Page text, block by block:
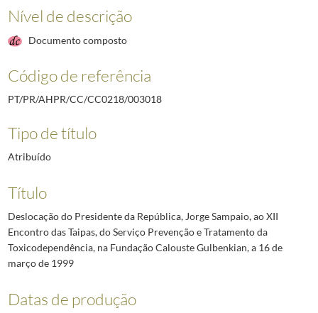
Nível de descrição
Documento composto
Código de referência
PT/PR/AHPR/CC/CC0218/003018
Tipo de título
Atribuído
Título
Deslocação do Presidente da República, Jorge Sampaio, ao XII
Encontro das Taipas, do Serviço Prevenção e Tratamento da
Toxicodependência, na Fundação Calouste Gulbenkian, a 16 de
março de 1999
Datas de produção